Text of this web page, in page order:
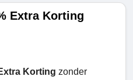
Extra Korting
Korting zonder